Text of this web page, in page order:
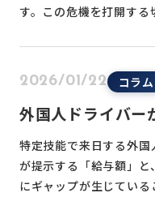
す。この危機を打開す
2026/01/22 コラム
外国人ドライバー
家賃補助の目安
特定技能で来日する外
が提示する「給与額」
にギャップが生じてい